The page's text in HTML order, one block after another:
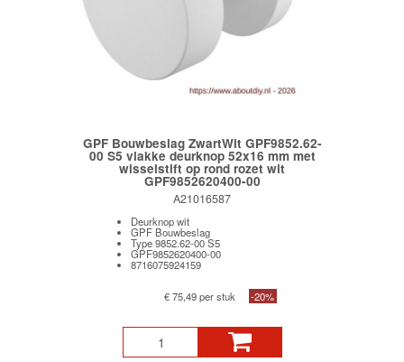
GPF Bouwbeslag ZwartWit GPF9852.62-
00 S5 vlakke deurknop 52x16 mm met
wisselstift op rond rozet wit
GPF9852620400-00
A21016587
Deurknop wit
GPF Bouwbeslag
Type 9852.62-00 S5
GPF9852620400-00
8716075924159
€ 75,49 per stuk -20%